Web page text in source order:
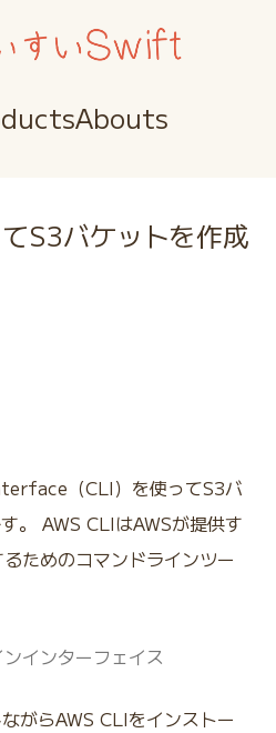
Abouts
S3バケットを作成
（CLI）を使ってS3バ
。 AWS CLIはAWSが提供す
ためのコマンドラインツー
インターフェイス
がらAWS CLIをインストー